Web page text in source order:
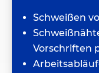
Schweißen
Vorschriften